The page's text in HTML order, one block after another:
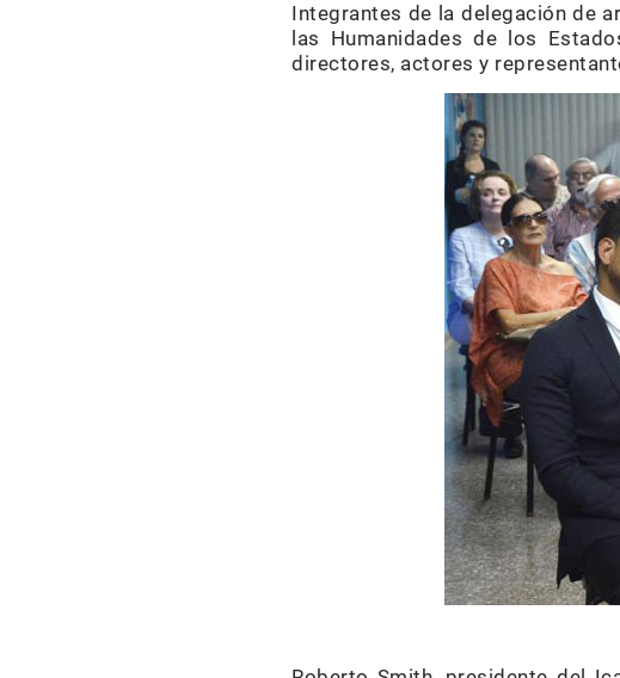
Integrantes de la delegación de
las Humanidades de los
directores, actores y